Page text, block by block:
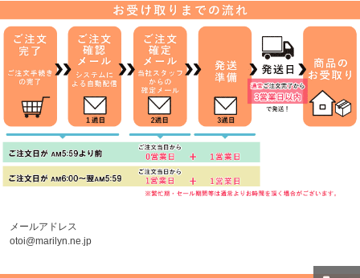
メールアドレス
otoi@marilyn.ne.jp